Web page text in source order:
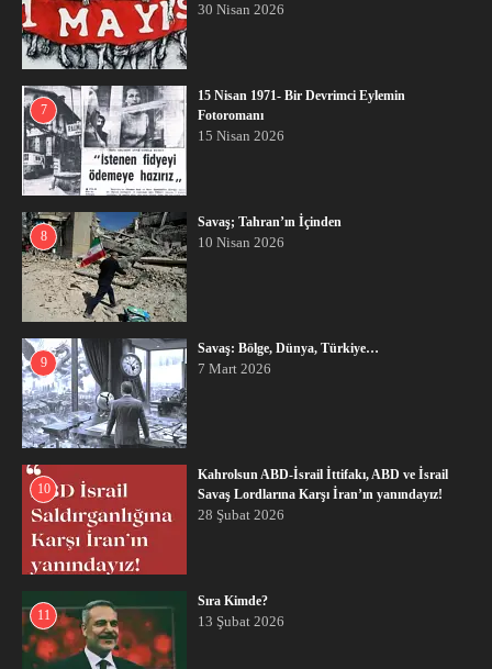
30 Nisan 2026
7
15 Nisan 1971- Bir Devrimci Eylemin
Fotoromanı
15 Nisan 2026
8
Savaş; Tahran’ın İçinden
10 Nisan 2026
9
Savaş: Bölge, Dünya, Türkiye…
7 Mart 2026
10
Kahrolsun ABD-İsrail İttifakı, ABD ve İsrail
Savaş Lordlarına Karşı İran’ın yanındayız!
28 Şubat 2026
11
Sıra Kimde?
13 Şubat 2026